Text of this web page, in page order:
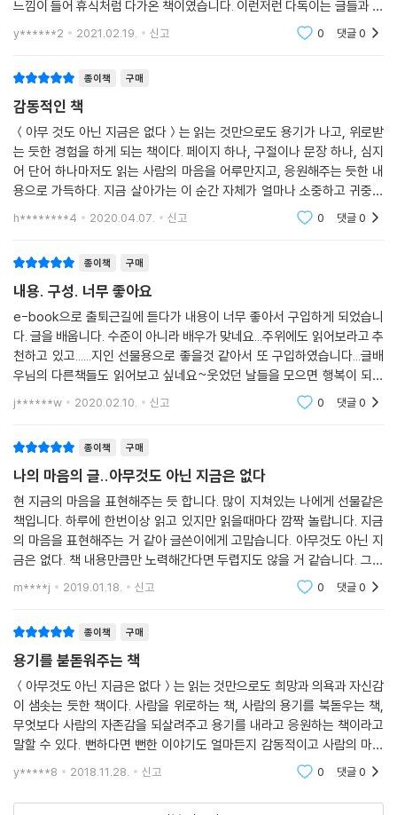
느낌이 들어 휴식처럼 다가온 책이였습니다. 이런저런 다독이는 글들과 생
각들이 따뜻해져 답답하고 복잡했던 생각들도 조금은 정리가 되며 읽는 동
안 잠시
y******2 2021.02.19. 신고 0 댓글0
종이책 구매
감동적인 책
＜아무 것도 아닌 지금은 없다＞는 읽는 것만으로도 용기가 나고, 위로받
는 듯한 경험을 하게 되는 책이다. 페이지 하나, 구절이나 문장 하나, 심지
어 단어 하나마저도 읽는 사람의 마음을 어루만지고, 응원해주는 듯한 내
용으로 가득하다. 지금 살아가는 이 순간 자체가 얼마나 소중하고 귀중한
지, 지금 이 순간을 살아가고 스스로 행동한다는 것이 얼마나 의미 있는 일
h********4 2020.04.07. 신고 0 댓글0
종이책 구매
내용. 구성. 너무 좋아요
e-book으로 출퇴근길에 듣다가 내용이 너무 좋아서 구입하게 되었습니
다. 글을 배웁니다. 수준이 아니라 배우가 맞네요...주위에도 읽어보라고 추
천하고 있고......지인 선물용으로 좋을것 같아서 또 구입하였습니다...글배
우님의 다른책들도 읽어보고 싶네요~웃었던 날들을 모으면 행복이 되고
좋아했던 날들을 모으면 사랑이 되고노력했던 날들을 모으면 꿈이된다.
j******w 2020.02.10. 신고 0 댓글0
종이책 구매
나의 마음의 글..아무것도 아닌 지금은 없다
현 지금의 마음을 표현해주는 듯 합니다. 많이 지쳐있는 나에게 선물같은
책입니다. 하루에 한번이상 읽고 있지만 읽을때마다 깜짝 놀랍니다. 지금
의 마음을 표현해주는 거 같아 글쓴이에게 고맙습니다. 아무것도 아닌 지
금은 없다. 책 내용만큼만 노력해간다면 두렵지도 않을 거 같습니다. 그렇
게 될려면 많은 단련이 필요하겠지만 노력은 할 거같습니다.나는 내성적인
사람이다.혼자 있
m****j 2019.01.18. 신고 0 댓글0
종이책 구매
용기를 붇돋워주는 책
＜아무것도 아닌 지금은 없다＞는 읽는 것만으로도 희망과 의욕과 자신감
이 샘솟는 듯한 책이다. 사람을 위로하는 책, 사람의 용기를 북돋우는 책,
무엇보다 사람의 자존감을 되살려주고 용기를 내라고 응원하는 책이라고
말할 수 있다. 뻔하다면 뻔한 이야기도 얼마든지 감동적이고 사람의 마음
을 울릴 수 있으며, 뻔하다면 뻔한 충고와 조언과 응원 메시지도 감동적으
로 만들어낼 수 있
y*****8 2018.11.28. 신고 0 댓글0